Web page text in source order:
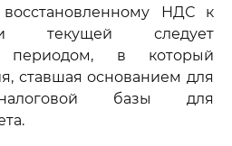
НДС к
текущей следует
периодом, в который
ставшая основанием для
базы для